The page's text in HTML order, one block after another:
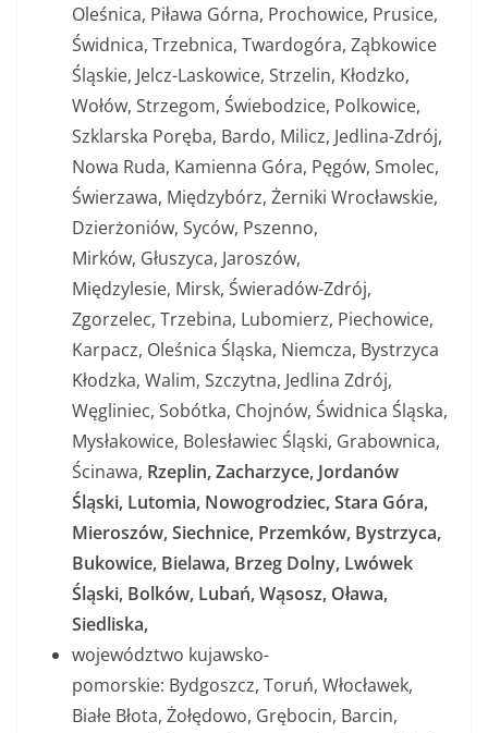
Oleśnica, Piława Górna, Prochowice, Prusice,
Świdnica, Trzebnica, Twardogóra, Ząbkowice
Śląskie, Jelcz-Laskowice, Strzelin, Kłodzko,
Wołów, Strzegom, Świebodzice, Polkowice,
Szklarska Poręba, Bardo, Milicz, Jedlina-Zdrój,
Nowa Ruda, Kamienna Góra, Pęgów, Smolec,
Świerzawa, Międzybórz, Żerniki Wrocławskie,
Dzierżoniów, Syców, Pszenno,
Mirków, Głuszyca, Jaroszów,
Międzylesie, Mirsk, Świeradów-Zdrój,
Zgorzelec, Trzebina, Lubomierz, Piechowice,
Karpacz, Oleśnica Śląska, Niemcza, Bystrzyca
Kłodzka, Walim, Szczytna, Jedlina Zdrój,
Węgliniec, Sobótka, Chojnów, Świdnica Śląska,
Mysłakowice, Bolesławiec Śląski, Grabownica,
Ścinawa, Rzeplin, Zacharzyce, Jordanów
Śląski, Lutomia, Nowogrodziec, Stara Góra,
Mieroszów, Siechnice, Przemków, Bystrzyca,
Bukowice, Bielawa, Brzeg Dolny, Lwówek
Śląski, Bolków, Lubań, Wąsosz, Oława,
Siedliska,
województwo kujawsko-
pomorskie: Bydgoszcz, Toruń, Włocławek,
Białe Błota, Żołędowo, Grębocin, Barcin,